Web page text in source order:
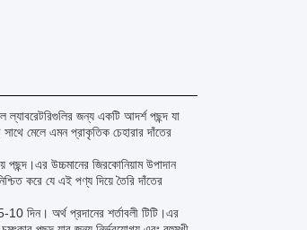
ল্যাবরেটরিগুলির জন্য একটি আদর্শ পছন্দ যা
মেলে এমন প্রাকৃতিক চেহারার দাঁতের
পছন্দ।এর উচ্চমানের জিরকোনিয়াম উপাদান
করে যে এই পণ্য দিয়ে তৈরি দাঁতের
দিন। অর্থ প্রদানের শর্তাবলী টিটি।এর